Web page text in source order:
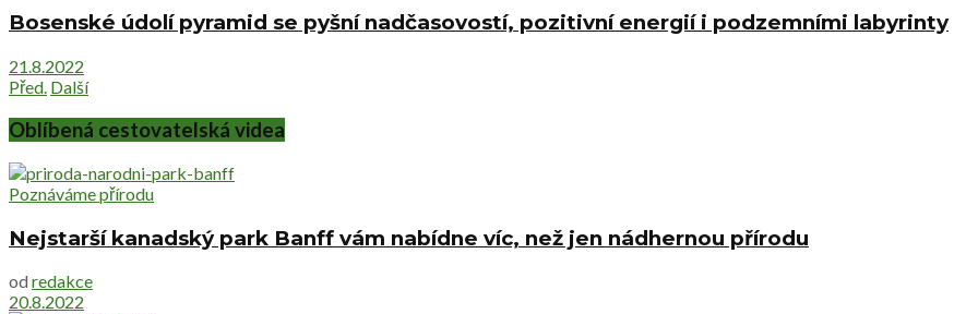
Bosenské údolí pyramid se pyšní nadčasovostí, pozitivní energií i podzemními labyrinty
21.8.2022
Před. Další
Oblíbená cestovatelská videa
Poznáváme přírodu
Nejstarší kanadský park Banff vám nabídne víc, než jen nádhernou přírodu
od redakce
20.8.2022